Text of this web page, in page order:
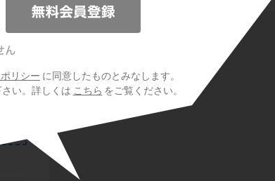
リシー に同意したものとみなします。
い。詳しくは こちら をご覧ください。